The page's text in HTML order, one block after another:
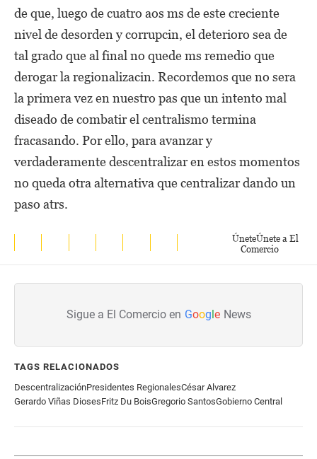
de que, luego de cuatro aos ms de este creciente
nivel de desorden y corrupcin, el deterioro sea de
tal grado que al final no quede ms remedio que
derogar la regionalizacin. Recordemos que no sera
la primera vez en nuestro pas que un intento mal
diseado de combatir el centralismo termina
fracasando. Por ello, para avanzar y
verdaderamente descentralizar en estos momentos
no queda otra alternativa que centralizar dando un
paso atrs.
ÚneteÚnete a El
Comercio
Sigue a El Comercio en Google News
TAGS RELACIONADOS
DescentralizaciónPresidentes RegionalesCésar Alvarez
Gerardo Viñas DiosesFritz Du BoisGregorio SantosGobierno Central